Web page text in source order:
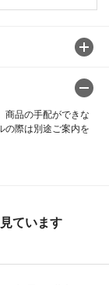
商品の手配ができな
の際は別途ご案内を
ています